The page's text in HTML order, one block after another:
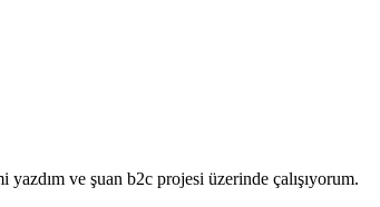
ve şuan b2c projesi üzerinde çalışıyorum.